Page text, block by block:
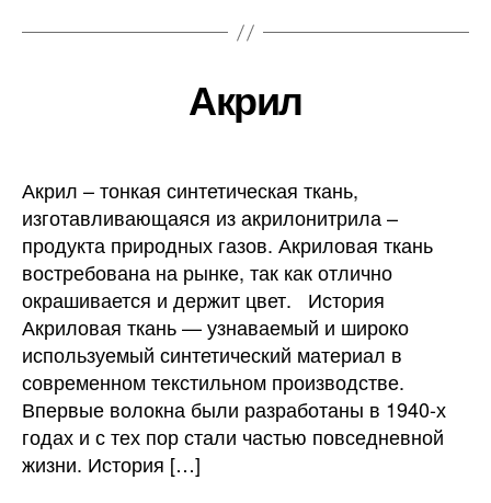
Акрил
Акрил – тонкая синтетическая ткань,
изготавливающаяся из акрилонитрила –
продукта природных газов. Акриловая ткань
востребована на рынке, так как отлично
окрашивается и держит цвет. История
Акриловая ткань — узнаваемый и широко
используемый синтетический материал в
современном текстильном производстве.
Впервые волокна были разработаны в 1940-х
годах и с тех пор стали частью повседневной
жизни. История […]